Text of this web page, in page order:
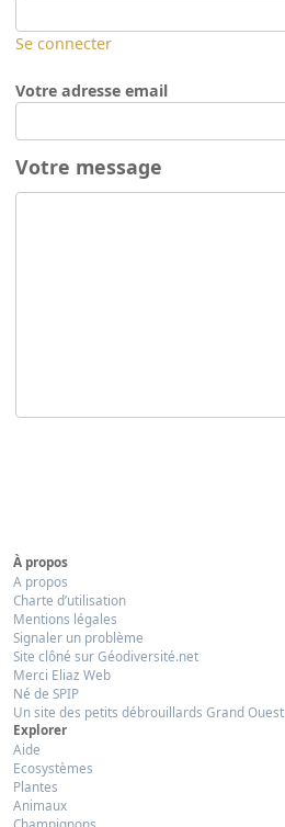
Se connecter
Votre adresse email
Votre message
À propos
A propos
Charte d’utilisation
Mentions légales
Signaler un problème
Site clôné sur Géodiversité.net
Merci Eliaz Web
Né de SPIP
Un site des petits débrouillards Grand Ouest
Explorer
Aide
Ecosystèmes
Plantes
Animaux
Champignons